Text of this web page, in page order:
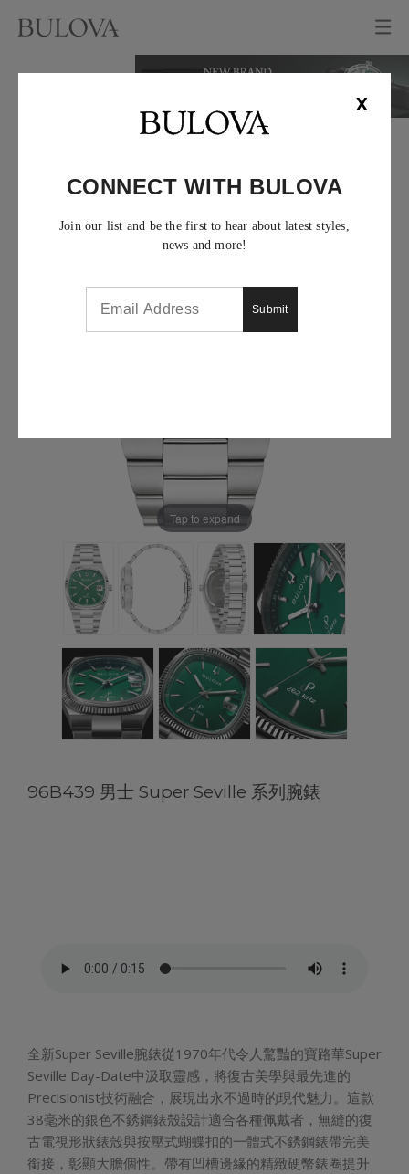
Tap to expand
96B439 男士 Super Seville 系列腕錶
全新Super Seville腕錶從1970年代令人驚豔的寶路華Super
Seville Day-Date中汲取靈感，將復古美學與最先進的
Precisionist技術融合，展現出永不過時的現代魅力。這款
38毫米的銀色不銹鋼錶殼設計適合各種佩戴者，無縫的復
古電視形狀錶殼與按壓式蝴蝶扣的一體式不銹鋼錶帶完美
銜接，彰顯大膽個性。帶有凹槽邊緣的精緻硬幣錶圈提升
X
CONNECT WITH BULOVA
Join our list and be the first to hear about latest styles,
news and more!
Submit